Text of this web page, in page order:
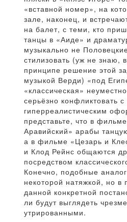
«вставной номер», на
зале, наконец, и
на балет, с теми, кто
танцы в «Аиде» и
музыкально не
стилизовать (уж не знаю,
принципе решение этой
музыкой Верди) «под
«классическая»
серьёзно конфликтовать с
гиперреалистическим
представьте, что в
Аравийский» арабы
а в фильме «Цезарь и
и Клод Рейнс общаются
посредством
Конечно, подобные
некоторой натяжкой, но в
данной конкретной
ли будут выглядеть
утрированными.